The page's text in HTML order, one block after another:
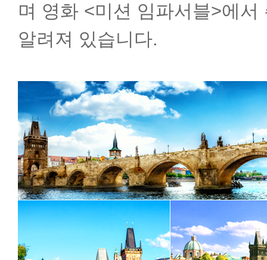
며 영화 <미션 임파서블>에
알려져 있습니다.